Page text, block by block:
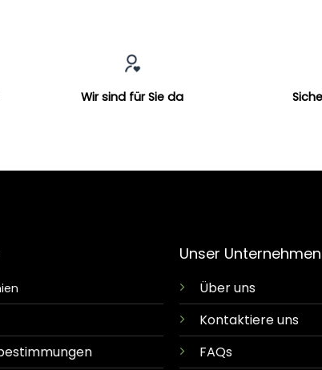
Wir sind für Sie da
Unser Unternehmen
Über uns
Kontaktiere uns
FAQs